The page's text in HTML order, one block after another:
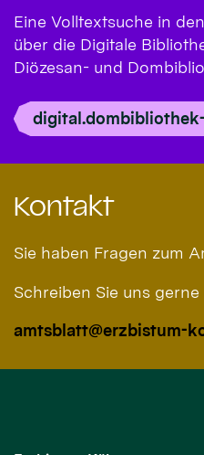
Eine Volltextsuche in
über die Digitale
Diözesan- und
Kontakt
Sie haben Fragen zum
Schreiben Sie uns
amtsblatt@erzbistum-